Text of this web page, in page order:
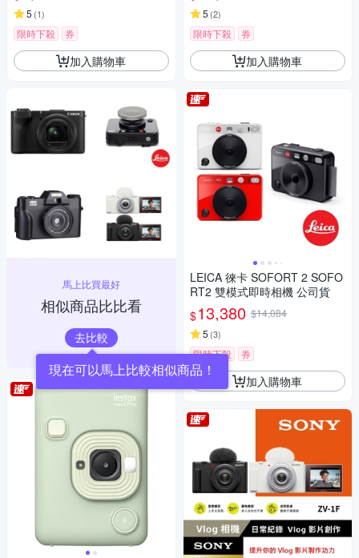
5 (1)
限時下殺 券
加入購物車
馬上比買最好
相似商品比比看
去比較
現在可以馬上比較相似商品！
5 (2)
限時下殺 券
加入購物車
LEICA 徠卡 SOFORT 2 SOFO
RT2 雙模式即時相機 公司貨
$13,380 $14,084
5 (3)
限時下殺 券
加入購物車